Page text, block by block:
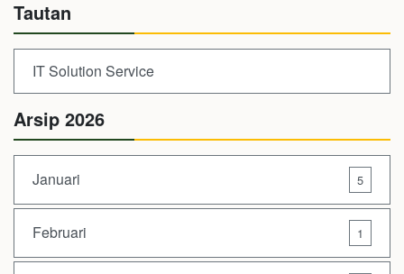
Tautan
IT Solution Service
Arsip 2026
Januari 5
Februari 1